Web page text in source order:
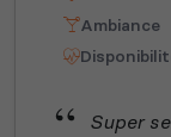
Ambiance
Super